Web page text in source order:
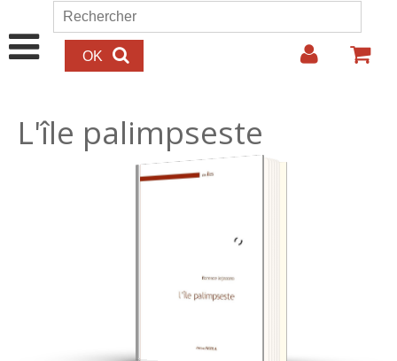
Aller au contenu principal
Formulaire de recherche
Rechercher
L'île palimpseste